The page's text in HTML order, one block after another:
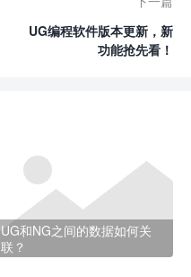
UG编程软件版本更新，新
功能抢先看！
UG和NG之间的数据如何关
联？